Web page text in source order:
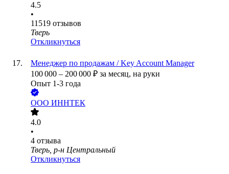
4.5
•
11519 отзывов
Тверь
Откликнуться
Менеджер по продажам / Key Account Manager
100 000 – 200 000 ₽ за месяц, на руки
Опыт 1-3 года
ООО ИННТЕК
4.0
•
4 отзыва
Тверь, р-н Центральный
Откликнуться